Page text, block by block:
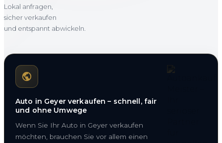
Lokal anfragen,
sicher verkaufen
und entspannt abwickeln.
Auto in Geyer verkaufen – schnell, fair
und ohne Umwege
Wenn Sie Ihr Auto in Geyer verkaufen
möchten, brauchen Sie vor allem einen